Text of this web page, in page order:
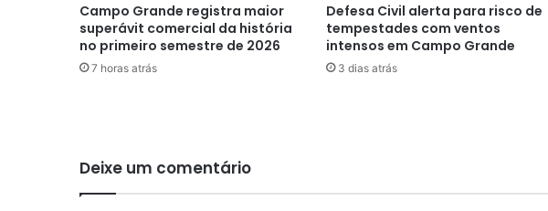
Campo Grande registra maior
superávit comercial da história
no primeiro semestre de 2026
7 horas atrás
Defesa Civil alerta para risco de
tempestades com ventos
intensos em Campo Grande
3 dias atrás
Deixe um comentário